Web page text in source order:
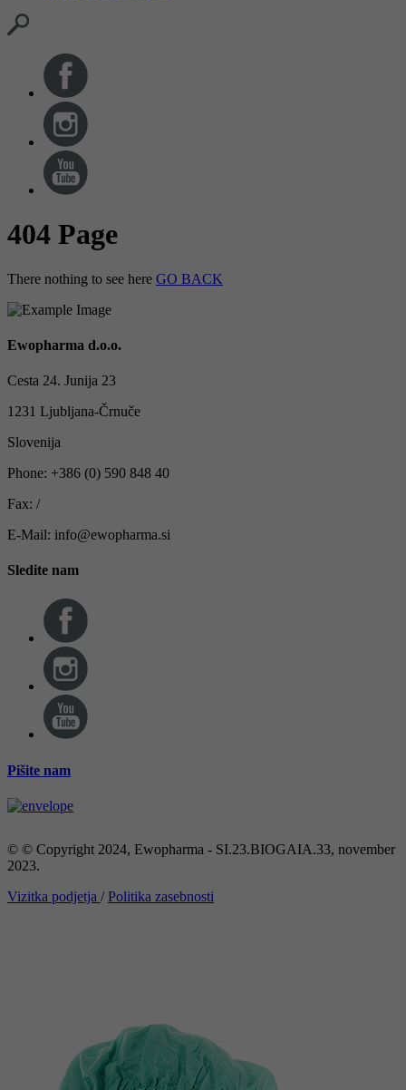
404 Page
There nothing to see here GO BACK
Ewopharma d.o.o.
Cesta 24. Junija 23
1231 Ljubljana-Črnuče
Slovenija
Phone: +386 (0) 590 848 40
Fax: /
E-Mail: info@ewopharma.si
Sledite nam
Pišite nam
© © Copyright 2024, Ewopharma - SI.23.BIOGAIA.33, november
2023.
Vizitka podjetja /Politika zasebnosti